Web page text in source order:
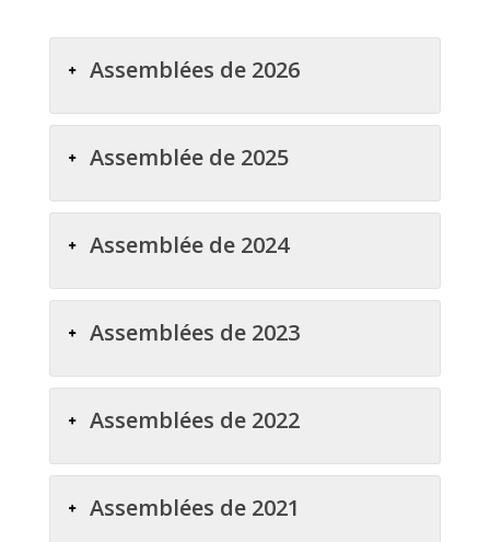
Assemblées de 2026
Assemblée de 2025
Assemblée de 2024
Assemblées de 2023
Assemblées de 2022
Assemblées de 2021